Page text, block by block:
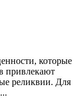
которые
привлекают
реликвии. Для